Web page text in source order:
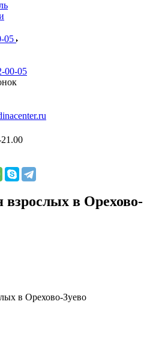
05
00-05
взрослых в Орехово-
в Орехово-Зуево